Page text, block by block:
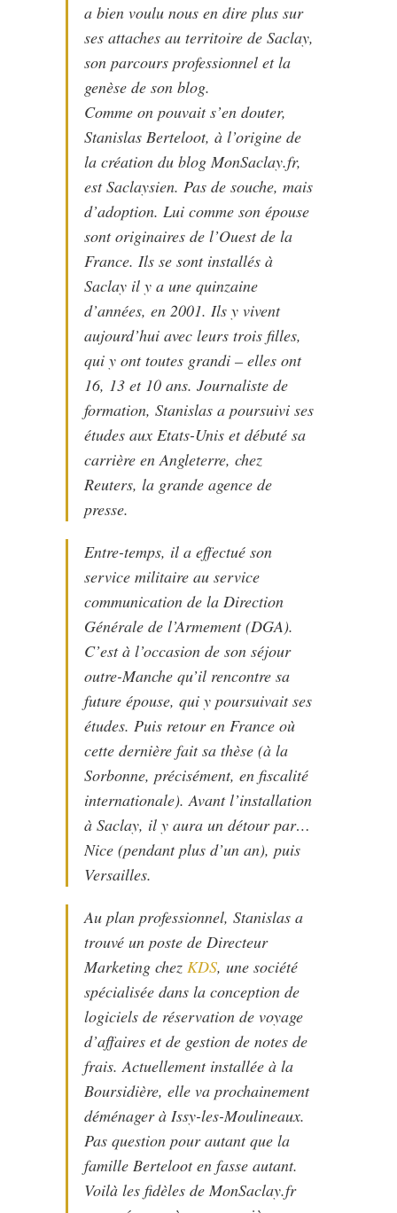
a bien voulu nous en dire plus sur
ses attaches au territoire de Saclay,
son parcours professionnel et la
genèse de son blog.
Comme on pouvait s’en douter,
Stanislas Berteloot, à l’origine de
la création du blog MonSaclay.fr,
est Saclaysien. Pas de souche, mais
d’adoption. Lui comme son épouse
sont originaires de l’Ouest de la
France. Ils se sont installés à
Saclay il y a une quinzaine
d’années, en 2001. Ils y vivent
aujourd’hui avec leurs trois filles,
qui y ont toutes grandi – elles ont
16, 13 et 10 ans. Journaliste de
formation, Stanislas a poursuivi ses
études aux Etats-Unis et débuté sa
carrière en Angleterre, chez
Reuters, la grande agence de
presse.
Entre-temps, il a effectué son
service militaire au service
communication de la Direction
Générale de l’Armement (DGA).
C’est à l’occasion de son séjour
outre-Manche qu’il rencontre sa
future épouse, qui y poursuivait ses
études. Puis retour en France où
cette dernière fait sa thèse (à la
Sorbonne, précisément, en fiscalité
internationale). Avant l’installation
à Saclay, il y aura un détour par…
Nice (pendant plus d’un an), puis
Versailles.
Au plan professionnel, Stanislas a
trouvé un poste de Directeur
Marketing chez KDS, une société
spécialisée dans la conception de
logiciels de réservation de voyage
d’affaires et de gestion de notes de
frais. Actuellement installée à la
Boursidière, elle va prochainement
déménager à Issy-les-Moulineaux.
Pas question pour autant que la
famille Berteloot en fasse autant.
Voilà les fidèles de MonSaclay.fr